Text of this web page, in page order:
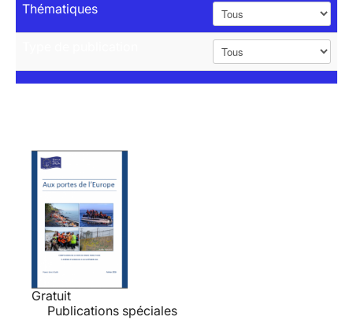
Thématiques
Gratuit
Publications spéciales